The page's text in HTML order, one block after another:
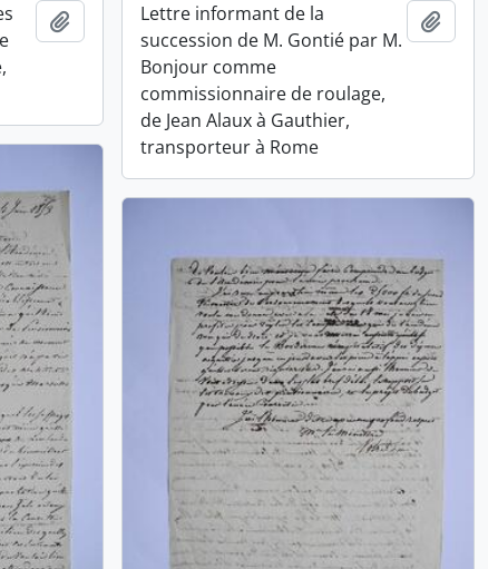
Ajouter au presse-papier
Lettre informant de la
succession de M. Gontié par M.
Bonjour comme
commissionnaire de roulage,
de Jean Alaux à Gauthier,
transporteur à Rome